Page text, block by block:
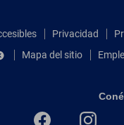
Privacidad
Mapa del sitio